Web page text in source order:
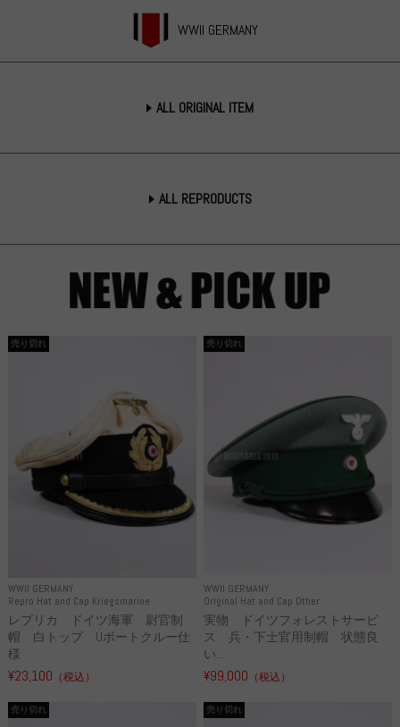
WWII GERMANY
ALL ORIGINAL ITEM
ALL REPRODUCTS
WWII GERMANY
Repro Hat and Cap Kriegsmarine
売り切れ
レプリカ ドイツ海軍 尉官制
帽 白トップ Uボートクルー仕
様
¥23,100 （税込）
WWII GERMANY
Original Hat and Cap Other
売り切れ
実物 ドイツフォレストサービ
ス 兵・下士官用制帽 状態良
い...
¥99,000 （税込）
売り切れ 売り切れ